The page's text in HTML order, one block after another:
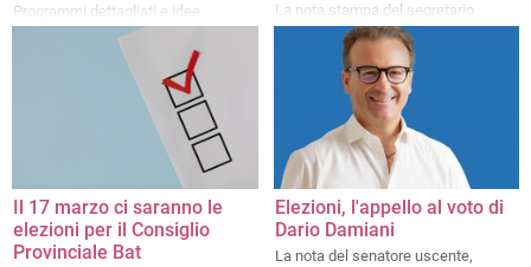
Programmi dettagliati e idee
innovative per una città a
dimensione di bambino
La nota stampa del segretario
provinciale PD e consigliere
provinciale rieletto
Il 17 marzo ci saranno le
elezioni per il Consiglio
Provinciale Bat
Elezioni, l'appello al voto di
Dario Damiani
La nota del senatore uscente,